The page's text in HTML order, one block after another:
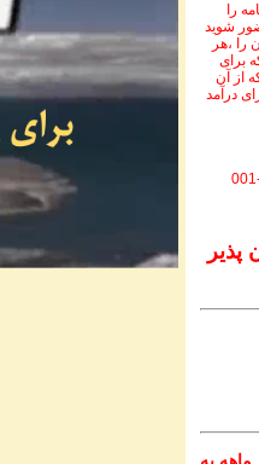
را
شوید
را ،هر
برای
از آن
درآمد